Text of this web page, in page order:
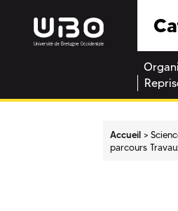
Accueil
parcours